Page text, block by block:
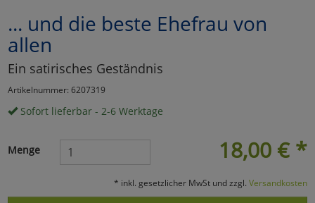
... und die beste Ehefrau von
allen
Ein satirisches Geständnis
Artikelnummer: 6207319
Sofort lieferbar - 2-6 Werktage
18,00 € *
Menge
* inkl. gesetzlicher MwSt und zzgl. Versandkosten
Marketing
Umfragetools
Cookies
Alle Akzeptieren
Einstellungen speichern
zurückzu Haupptseite